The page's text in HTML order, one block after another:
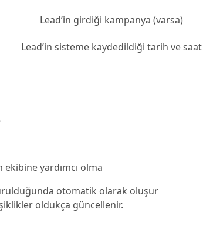
Lead’in girdiği kampanya (varsa)
Lead’in sisteme kaydedildiği tarih ve saat
yardımcı olma
otomatik olarak oluşur
oldukça güncellenir.